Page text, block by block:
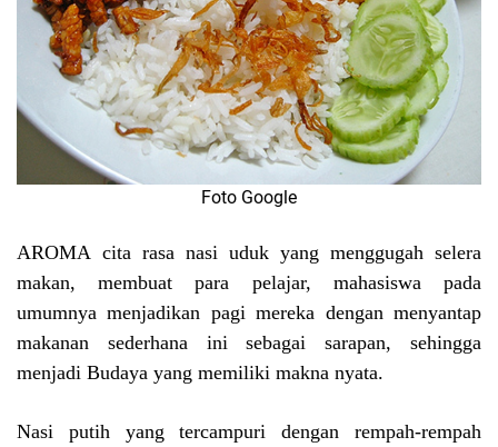
Foto Google
AROMA cita rasa nasi uduk yang menggugah selera
makan, membuat para pelajar, mahasiswa pada
umumnya menjadikan pagi mereka dengan menyantap
makanan sederhana ini sebagai sarapan, sehingga
menjadi Budaya yang memiliki makna nyata.
Nasi putih yang tercampuri dengan rempah-rempah